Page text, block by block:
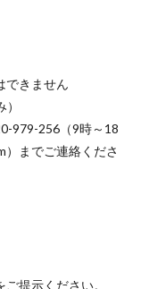
できません
979-256（9時～18
）までご連絡くださ
提示ください。